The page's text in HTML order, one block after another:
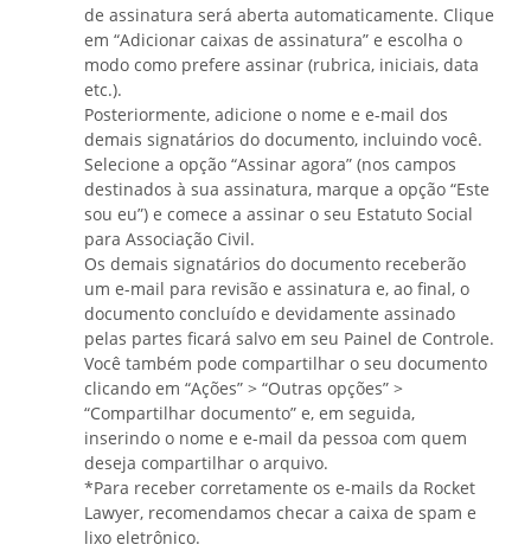
contábil, submetendo-os a Assembleia
Geral Ordinária ou Extraordinária, (iii)
requisitar ao 1º Tesoureiro, a qualquer
tempo, a documentação comprobatória
das operações econômico-financeiras
realizadas pela Associação, (iv)
acompanhar o trabalho de eventuais
auditores externos independentes; (v)
convocar Extraordinariamente a
Assembleia Geral.
Artigo 19º.
As eleições para a Diretoria Executiva e
Conselho Fiscal realizar-se-ão,
conjuntamente, de
anos, por chapa completa de candidatos
apresentada à Assembleia Geral,
podendo seus membros serem reeleitos.
de assinatura será aberta automaticamente. Clique
em “Adicionar caixas de assinatura” e escolha o
modo como prefere assinar (rubrica, iniciais, data
etc.).
Posteriormente, adicione o nome e e-mail dos
demais signatários do documento, incluindo você.
Selecione a opção “Assinar agora” (nos campos
destinados à sua assinatura, marque a opção “Este
sou eu”) e comece a assinar o seu Estatuto Social
para Associação Civil.
Os demais signatários do documento receberão
um e-mail para revisão e assinatura e, ao final, o
documento concluído e devidamente assinado
pelas partes ficará salvo em seu Painel de Controle.
Você também pode compartilhar o seu documento
clicando em “Ações” > “Outras opções” >
“Compartilhar documento” e, em seguida,
inserindo o nome e e-mail da pessoa com quem
deseja compartilhar o arquivo.
*Para receber corretamente os e-mails da Rocket
Lawyer, recomendamos checar a caixa de spam e
lixo eletrônico.